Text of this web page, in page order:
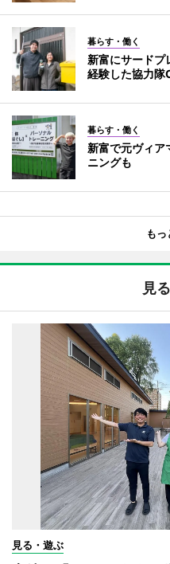
暮らす・働く
新富にサード
経験した協力隊
暮らす・働く
新富で元ヴィ
ニングも
もっ
見
見る・遊ぶ